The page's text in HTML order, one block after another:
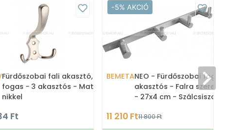
Fürdőszobai fali akasztó,
fogas - 3 akasztós - Matt
nikkel
Ft
-5% AKCIÓ
BEMETANEO - Fürdőszobai fogas
akasztós - Falra
- 27x4 cm - Szálcsiszolt
11 210 Ft11 800 Ft